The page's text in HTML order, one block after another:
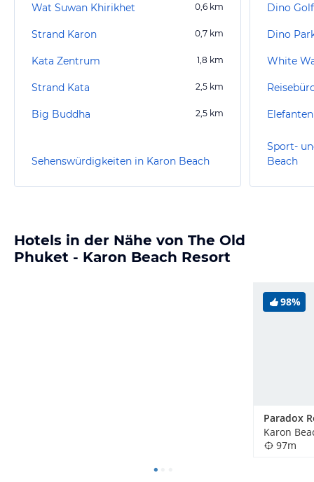
Wat Suwan Khirikhet 0,6 km
Strand Karon 0,7 km
Kata Zentrum 1,8 km
Strand Kata 2,5 km
Big Buddha 2,5 km
Sehenswürdigkeiten in Karon Beach
Dino Golf
Dino
White
Sport-
Beach
Hotels in der Nähe von The Old
Phuket - Karon Beach Resort
98%
Karon
97m